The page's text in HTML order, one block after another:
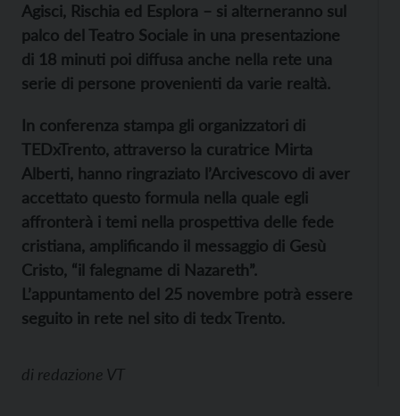
Agisci, Rischia ed Esplora – si alterneranno sul
palco del Teatro Sociale in una presentazione
di 18 minuti poi diffusa anche nella rete una
serie di persone provenienti da varie realtà.
In conferenza stampa gli organizzatori di
TEDxTrento, attraverso la curatrice Mirta
Alberti, hanno ringraziato l’Arcivescovo di aver
accettato questo formula nella quale egli
affronterà i temi nella prospettiva delle fede
cristiana, amplificando il messaggio di Gesù
Cristo, “il falegname di Nazareth”.
L’appuntamento del 25 novembre potrà essere
seguito in rete nel sito di tedx Trento.
di redazione VT